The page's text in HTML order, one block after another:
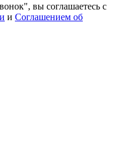
вы соглашаетесь с
и Соглашением об